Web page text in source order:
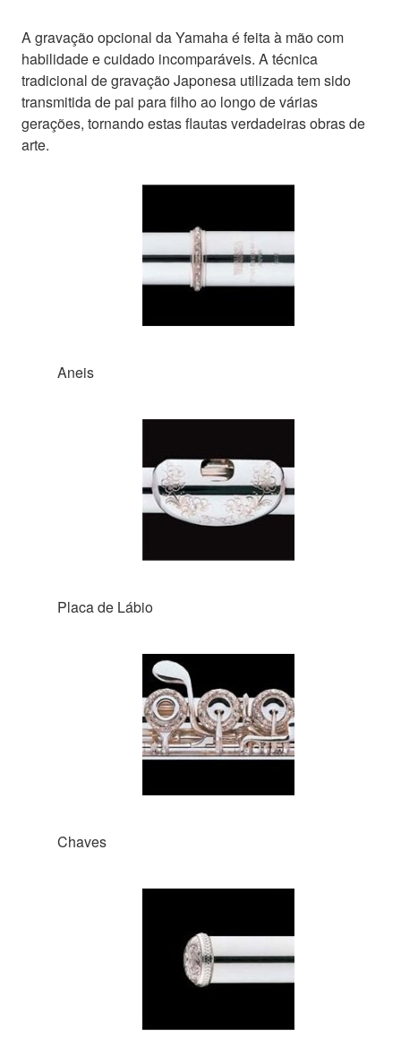
A gravação opcional da Yamaha é feita à mão com
habilidade e cuidado incomparáveis. A técnica
tradicional de gravação Japonesa utilizada tem sido
transmitida de pai para filho ao longo de várias
gerações, tornando estas flautas verdadeiras obras de
arte.
Aneis
Placa de Lábio
Chaves